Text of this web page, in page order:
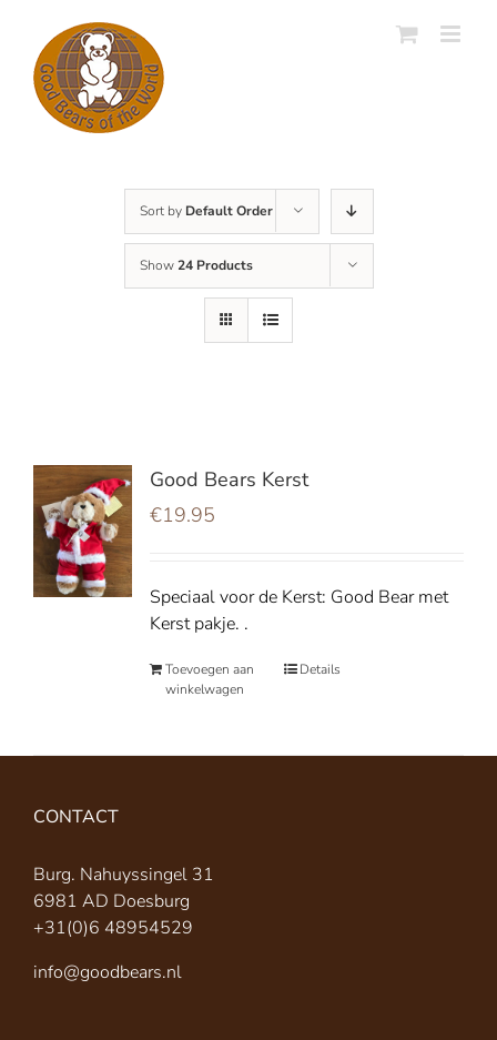
content
Sort by Default Order
Show24 Products
Good Bears Kerst
€19.95
Speciaal voor de Kerst: Good Bear met
Kerst pakje. .
Toevoegen aan
winkelwagen
Details
CONTACT
Burg. Nahuyssingel 31
6981 AD Doesburg
+31(0)6 48954529
info@goodbears.nl